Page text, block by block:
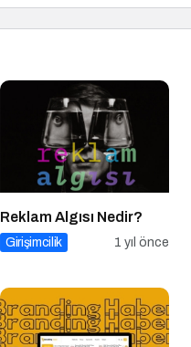
Reklam Algısı Nedir?
Girişimcilik 1 yıl önce